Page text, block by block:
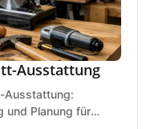
Ausstattung
Ausstattung:
und Planung für